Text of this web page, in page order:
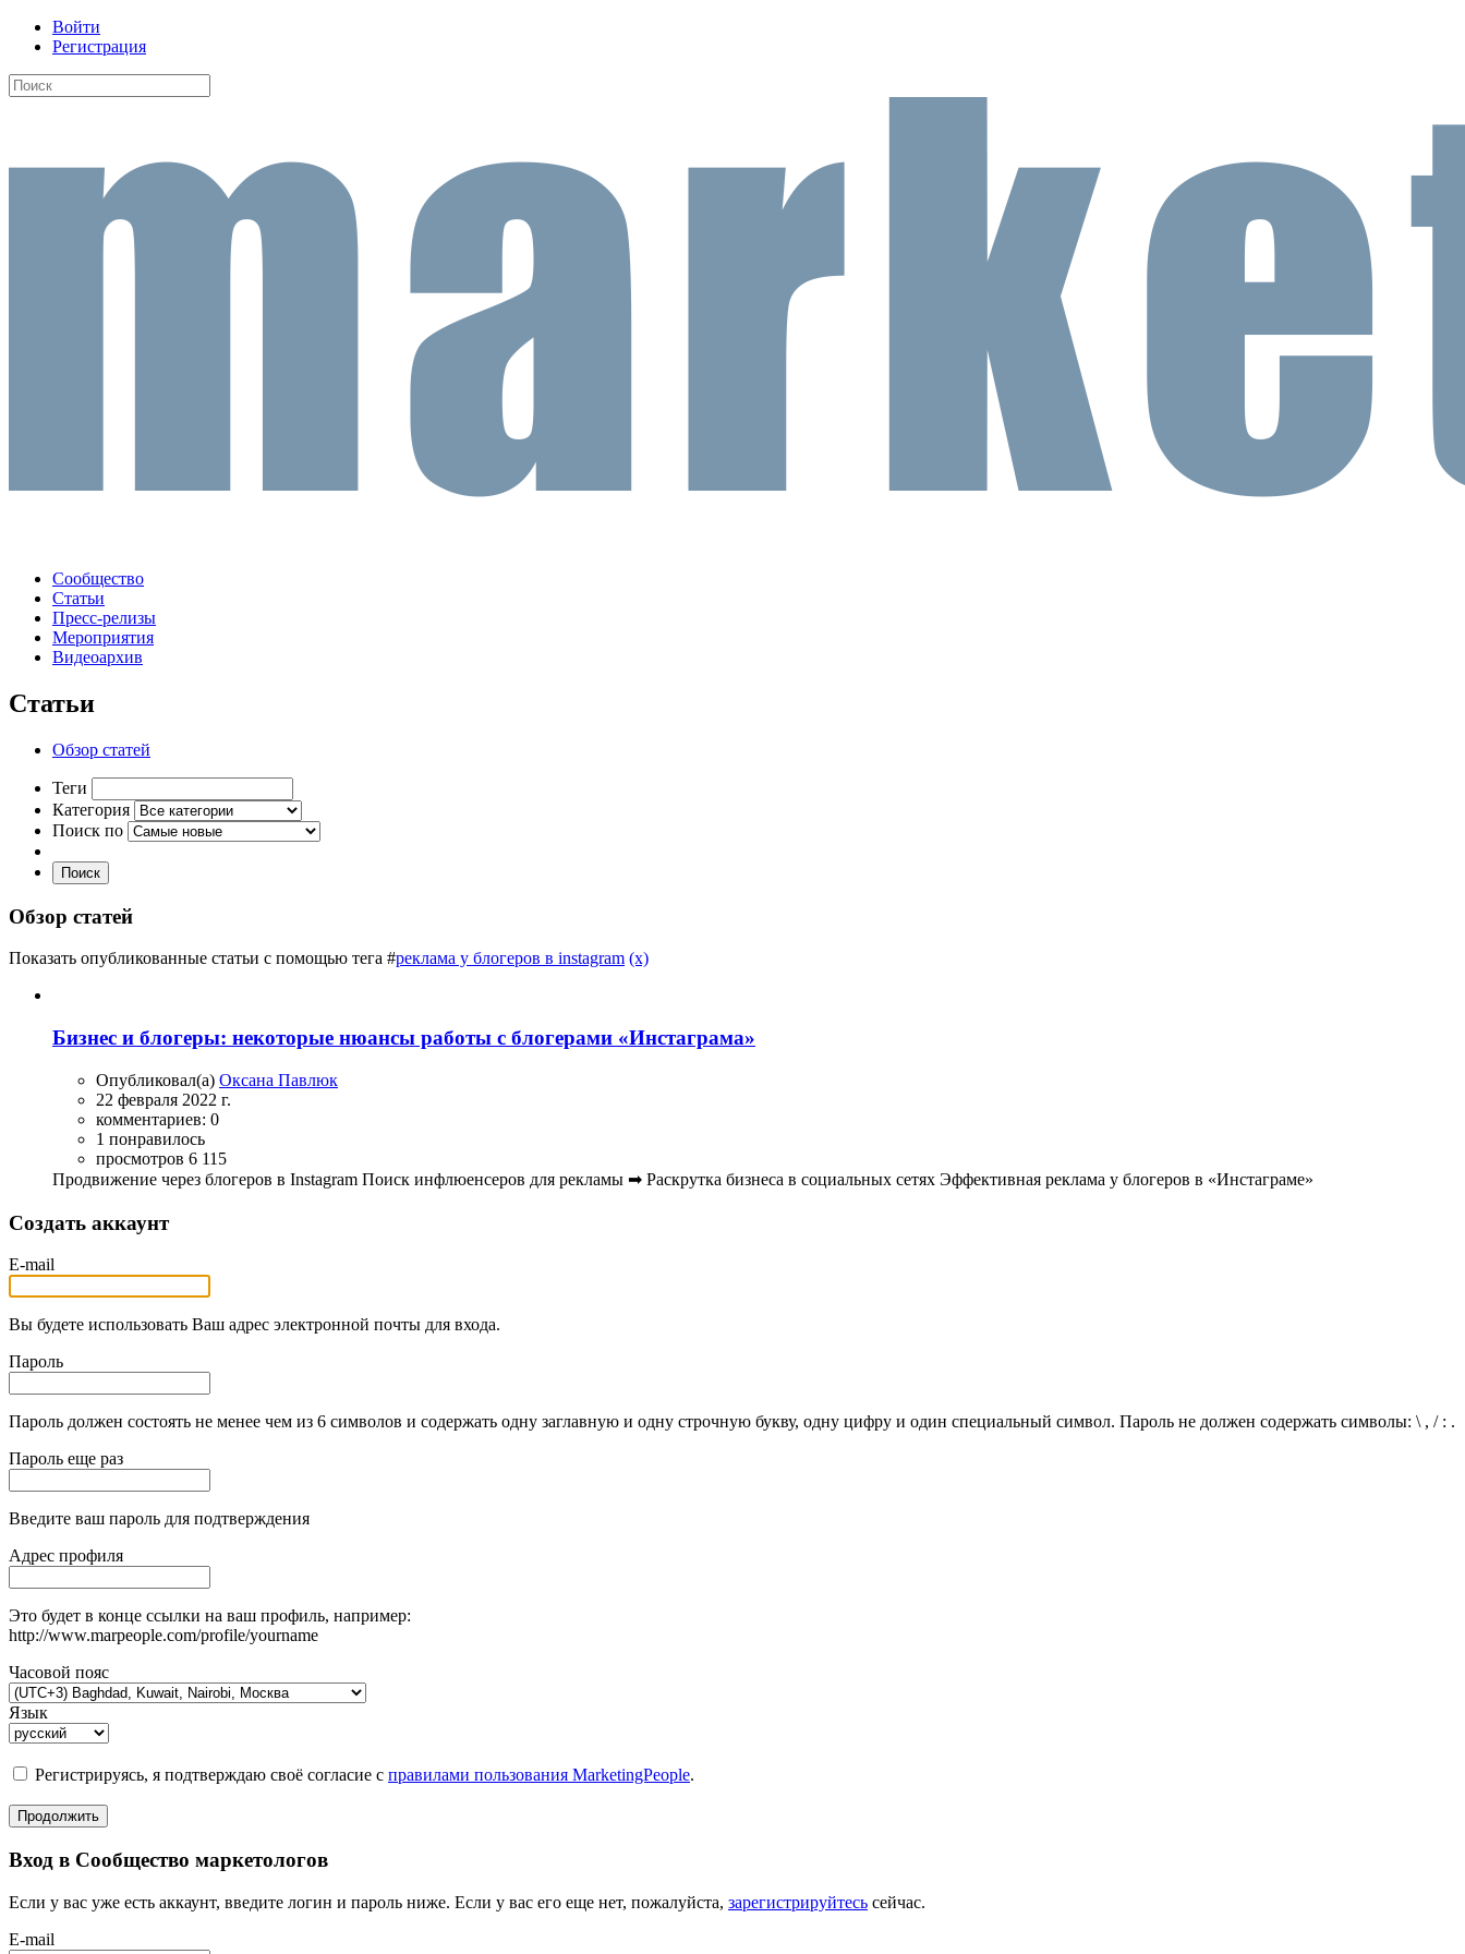
Войти
Регистрация
Сообщество
Статьи
Пресс-релизы
Мероприятия
Видеоархив
Статьи
Обзор статей
Теги
Категория
Поиск по
Поиск
Обзор статей
Показать опубликованные статьи с помощью тега #реклама у блогеров в instagram (x)
Бизнес и блогеры: некоторые нюансы работы с блогерами «Инстаграма»
Опубликовал(а) Оксана Павлюк
22 февраля 2022 г.
комментариев: 0
1 понравилось
просмотров 6 115
Продвижение через блогеров в Instagram Поиск инфлюенсеров для рекламы ➡ Раскрутка бизнеса в социальных сетях Эффективная реклама у блогеров в «Инстаграме»
Создать аккаунт
E-mail
Вы будете использовать Ваш адрес электронной почты для входа.
Пароль
Пароль должен состоять не менее чем из 6 символов и содержать одну заглавную и одну строчную букву, одну цифру и один специальный символ. Пароль не должен содержать символы: \ , / : .
Пароль еще раз
Введите ваш пароль для подтверждения
Адрес профиля
Это будет в конце ссылки на ваш профиль, например:
http://www.marpeople.com/profile/yourname
Часовой пояс
Язык
Регистрируясь, я подтверждаю своё согласие с правилами пользования MarketingPeople.
Продолжить
Вход в Сообщество маркетологов
Если у вас уже есть аккаунт, введите логин и пароль ниже. Если у вас его еще нет, пожалуйста, зарегистрируйтесь сейчас.
E-mail